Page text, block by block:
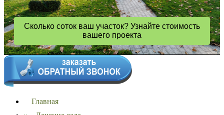
Сколько соток ваш участок? Узнайте стоимость
вашего проекта
Главная